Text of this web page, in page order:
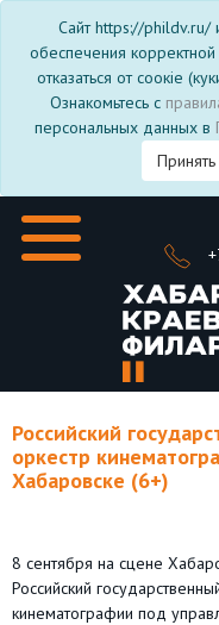
Сайт https://phildv.ru/
обеспечения
отказаться от соокіе
Ознакомьтесь с
персональных данных в
Принять
Российский
оркестр
Хабаровске (6+)
8 сентября на сцене
Российский
кинематографии под